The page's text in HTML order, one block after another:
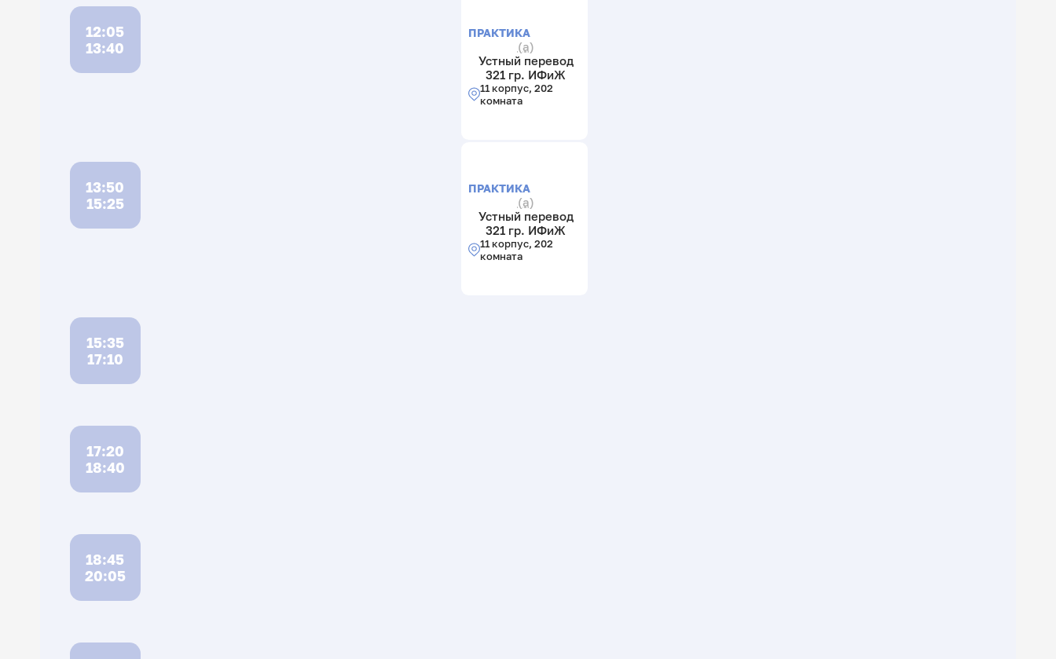
12:05
13:40
ПРАКТИКА
(а)
Устный перевод
321 гр. ИФиЖ
11 корпус, 202
комната
13:50
15:25
ПРАКТИКА
(а)
Устный перевод
321 гр. ИФиЖ
11 корпус, 202
комната
15:35
17:10
17:20
18:40
18:45
20:05